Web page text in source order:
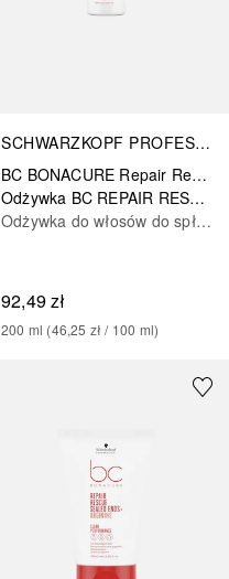
SCHWARZKOPF PROFESSIONAL
BC BONACURE Repair Rescue Arginine
Odżywka BC REPAIR RESCUE
Odżywka do włosów do spłukiwania
92,49 zł
200 ml (46,25 zł / 100 ml)